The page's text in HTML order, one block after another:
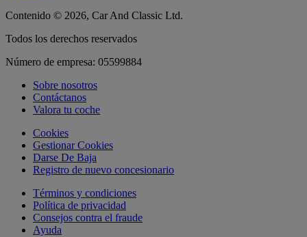
Contenido © 2026, Car And Classic Ltd.
Todos los derechos reservados
Número de empresa: 05599884
Sobre nosotros
Contáctanos
Valora tu coche
Cookies
Gestionar Cookies
Darse De Baja
Registro de nuevo concesionario
Términos y condiciones
Política de privacidad
Consejos contra el fraude
Ayuda